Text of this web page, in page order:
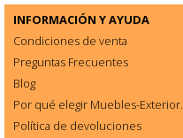
INFORMACIÓN Y AYUDA
Condiciones de venta
Preguntas Frecuentes
Blog
Por qué elegir Muebles-
Política de devoluciones